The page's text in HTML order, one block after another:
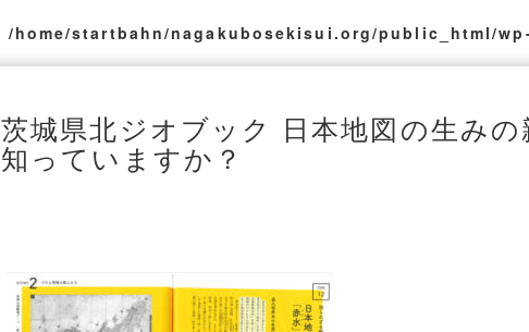
/home/startbahn/nagakubosekisui.org/public_html/
茨城県北ジオブック 日本地図の生みの
知っていますか？